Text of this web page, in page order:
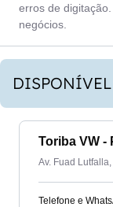
erros de
negócios.
Toriba VW -
Av. Fuad
Telefone e